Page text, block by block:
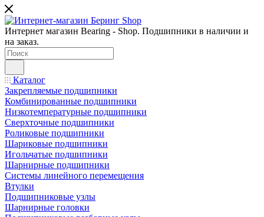
Интернет магазин Bearing - Shop. Подшипники в наличии и
на заказ.
Каталог
Закрепляемые подшипники
Комбинированные подшипники
Низкотемпературные подшипники
Сверхточные подшипники
Роликовые подшипники
Шариковые подшипники
Игольчатые подшипники
Шарнирные подшипники
Системы линейного перемещения
Втулки
Подшипниковые узлы
Шарнирные головки